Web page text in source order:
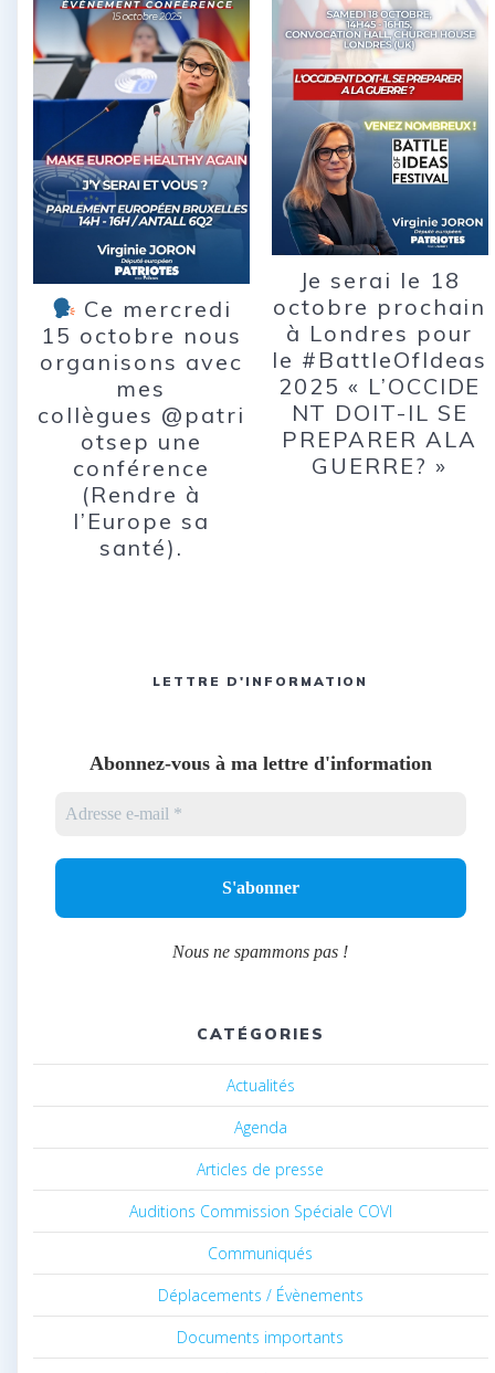
Ce mercredi
15 octobre nous
organisons avec
mes
collègues @patri
otsep une
conférence
(Rendre à
l’Europe sa
santé).
Je serai le 18
octobre prochain
à Londres pour
le #BattleOfIdeas
2025 « L’OCCIDE
NT DOIT-IL SE
PREPARER ALA
GUERRE? »
LETTRE D'INFORMATION
Abonnez-vous à ma lettre d'information
Nous ne spammons pas !
CATÉGORIES
Actualités
Agenda
Articles de presse
Auditions Commission Spéciale COVI
Communiqués
Déplacements / Évènements
Documents importants